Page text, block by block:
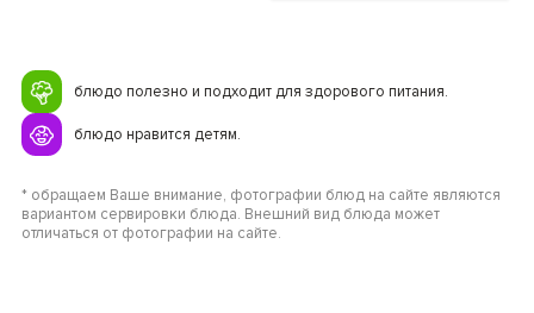
блюдо полезно и подходит для здорового питания.
блюдо нравится детям.
* обращаем Ваше внимание, фотографии блюд на сайте являются
вариантом сервировки блюда. Внешний вид блюда может
отличаться от фотографии на сайте.